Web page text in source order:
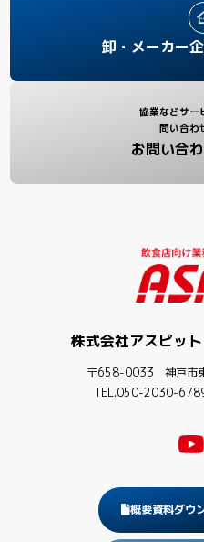
卸・メーカー
協業などサー
問い合わ
お問い合
株式会社アスピッ
〒658-0033 神戸市
TEL.050-2030-
概要資料ダウ